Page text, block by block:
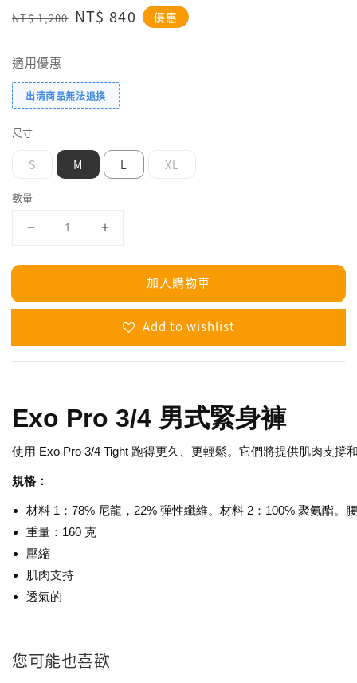
Regular
NT$ 1,200 Sale
NT$ 840 優惠
適用優惠
出清商品無法退換
尺寸
S M L XL
數量
加入購物車
Add to wishlist
Exo Pro 3/4 男式緊身褲
使用 Exo Pro 3/4 Tight 跑得更久、更輕鬆。它們將提供肌肉支撐
規格：
材料 1：78% 尼龍，22% 彈性纖維。材料 2：100% 聚氨酯。
重量：160 克
壓縮
肌肉支持
透氣的
您可能也喜歡